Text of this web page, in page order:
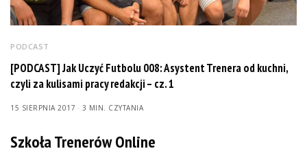
PODCAST
[PODCAST] Jak Uczyć Futbolu 008: Asystent Trenera od kuchni,
czyli za kulisami pracy redakcji – cz. 1
15 SIERPNIA 2017 3 MIN. CZYTANIA
Szkoła Trenerów Online